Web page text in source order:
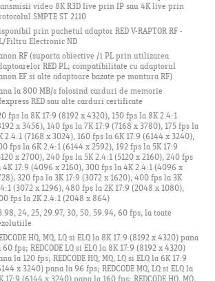
video 8K R3D live prin IP sau 4K live prin
SMPTE ST 2110
prin pachetul adaptor RED V-RAPTOR RF -
Filtru Electronic ND
RF (suporta obiective /i PL prin utilizarea
RED PL; compatibilitate cu adaptorul
EF si alte adaptoare bazate pe montura RF)
la 800 MB/s folosind carduri de memorie
RED sau alte carduri certificate
fps la 8K 17:9 (8192 x 4320), 150 fps la 8K 2.4:1
x 3456), 140 fps la 7K 17:9 (7168 x 3780), 175 fps la
2.4:1 (7168 x 3024), 160 fps la 6K 17:9 (6144 x 3240),
fps la 6K 2.4:1 (6144 x 2592), 192 fps la 5K 17:9
x 2700), 240 fps la 5K 2.4:1 (5120 x 2160), 240 fps
17:9 (4096 x 2160), 300 fps la 4K 2.4:1 (4096 x
320 fps la 3K 17:9 (3072 x 1620), 400 fps la 3K
(3072 x 1296), 480 fps la 2K 17:9 (2048 x 1080),
fps la 2K 2.4:1 (2048 x 864)
24, 25, 29.97, 30, 50, 59.94, 60 fps, la toate
HQ, MQ, LQ si ELQ la 8K 17:9 (8192 x 4320) pana
fps; REDCODE LQ si ELQ la 8K 17:9 (8192 x 4320)
la 120 fps; REDCODE HQ, MQ, LQ si ELQ la 6K 17:9
x 3240) pana la 96 fps; REDCODE MQ, LQ si ELQ la